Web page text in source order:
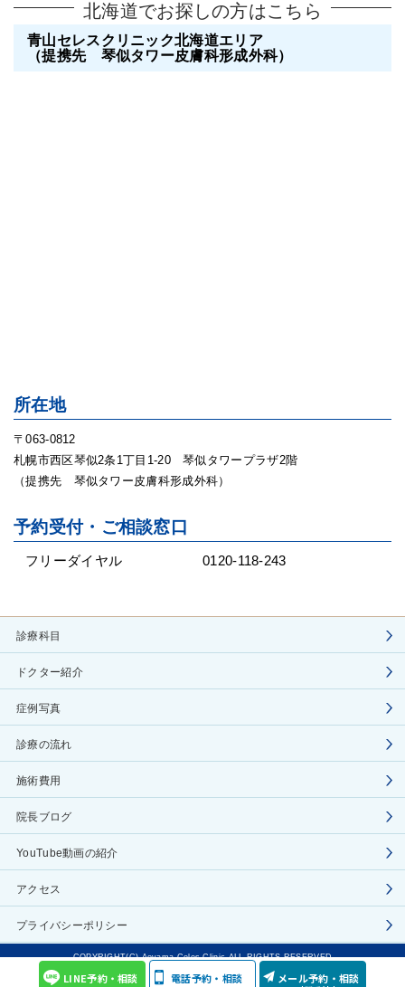
北海道でお探しの方はこちら
青山セレスクリニック北海道エリア
（提携先 琴似タワー皮膚科形成外科）
所在地
〒063-0812
札幌市西区琴似2条1丁目1-20 琴似タワープラザ2階
（提携先 琴似タワー皮膚科形成外科）
予約受付・ご相談窓口
フリーダイヤル 0120-118-243
診療科目
ドクター紹介
症例写真
診療の流れ
施術費用
院長ブログ
YouTube動画の紹介
アクセス
プライバシーポリシー
COPYRIGHT(C) Aoyama Celes Clinic ALL RIGHTS RESERVED
LINE予約・相談 電話予約・相談 メール予約・相談